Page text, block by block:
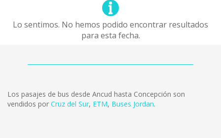
Lo sentimos. No hemos podido encontrar resultados
para esta fecha.
Los pasajes de bus desde Ancud hasta Concepción son
vendidos por Cruz del Sur, ETM, Buses Jordan.